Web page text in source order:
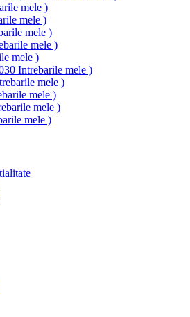
mele )
mele )
mele )
mele )
mele )
Intrebarile mele )
mele )
mele )
mele )
mele )